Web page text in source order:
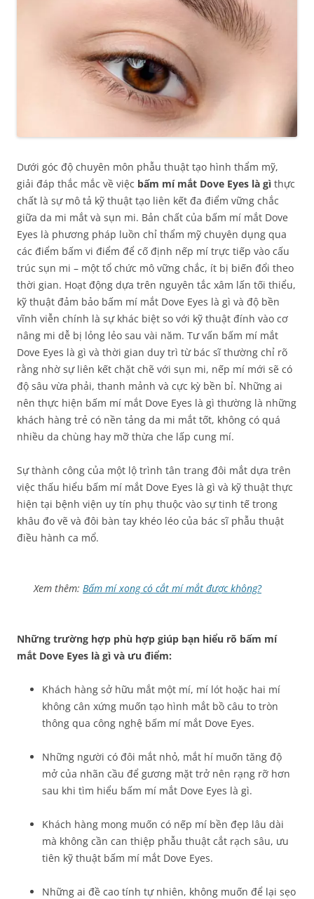
Dưới góc độ chuyên môn phẫu thuật tạo hình thẩm mỹ,
giải đáp thắc mắc về việc bấm mí mắt Dove Eyes là gì thực
chất là sự mô tả kỹ thuật tạo liên kết đa điểm vững chắc
giữa da mi mắt và sụn mi. Bản chất của bấm mí mắt Dove
Eyes là phương pháp luồn chỉ thẩm mỹ chuyên dụng qua
các điểm bấm vi điểm để cố định nếp mí trực tiếp vào cấu
trúc sụn mi – một tổ chức mô vững chắc, ít bị biến đổi theo
thời gian. Hoạt động dựa trên nguyên tắc xâm lấn tối thiểu,
kỹ thuật đảm bảo bấm mí mắt Dove Eyes là gì và độ bền
vĩnh viễn chính là sự khác biệt so với kỹ thuật đính vào cơ
nâng mi dễ bị lỏng lẻo sau vài năm. Tư vấn bấm mí mắt
Dove Eyes là gì và thời gian duy trì từ bác sĩ thường chỉ rõ
rằng nhờ sự liên kết chặt chẽ với sụn mi, nếp mí mới sẽ có
độ sâu vừa phải, thanh mảnh và cực kỳ bền bỉ. Những ai
nên thực hiện bấm mí mắt Dove Eyes là gì thường là những
khách hàng trẻ có nền tảng da mi mắt tốt, không có quá
nhiều da chùng hay mỡ thừa che lấp cung mí.
Sự thành công của một lộ trình tân trang đôi mắt dựa trên
việc thấu hiểu bấm mí mắt Dove Eyes là gì và kỹ thuật thực
hiện tại bệnh viện uy tín phụ thuộc vào sự tinh tế trong
khâu đo vẽ và đôi bàn tay khéo léo của bác sĩ phẫu thuật
điều hành ca mổ.
Xem thêm: Bấm mí xong có cắt mí mắt được không?
Những trường hợp phù hợp giúp bạn hiểu rõ bấm mí
mắt Dove Eyes là gì và ưu điểm:
Khách hàng sở hữu mắt một mí, mí lót hoặc hai mí
không cân xứng muốn tạo hình mắt bồ câu to tròn
thông qua công nghệ bấm mí mắt Dove Eyes.
Những người có đôi mắt nhỏ, mắt hí muốn tăng độ
mở của nhãn cầu để gương mặt trở nên rạng rỡ hơn
sau khi tìm hiểu bấm mí mắt Dove Eyes là gì.
Khách hàng mong muốn có nếp mí bền đẹp lâu dài
mà không cần can thiệp phẫu thuật cắt rạch sâu, ưu
tiên kỹ thuật bấm mí mắt Dove Eyes.
Những ai đề cao tính tự nhiên, không muốn để lại sẹo